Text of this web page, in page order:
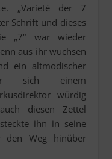
„Varieté der 7
Schrift und dieses
„7“ war wieder
aus ihr wuchsen
ein altmodischer
sich einem
würdig
diesen Zettel
ihn in seine
den Weg hinüber